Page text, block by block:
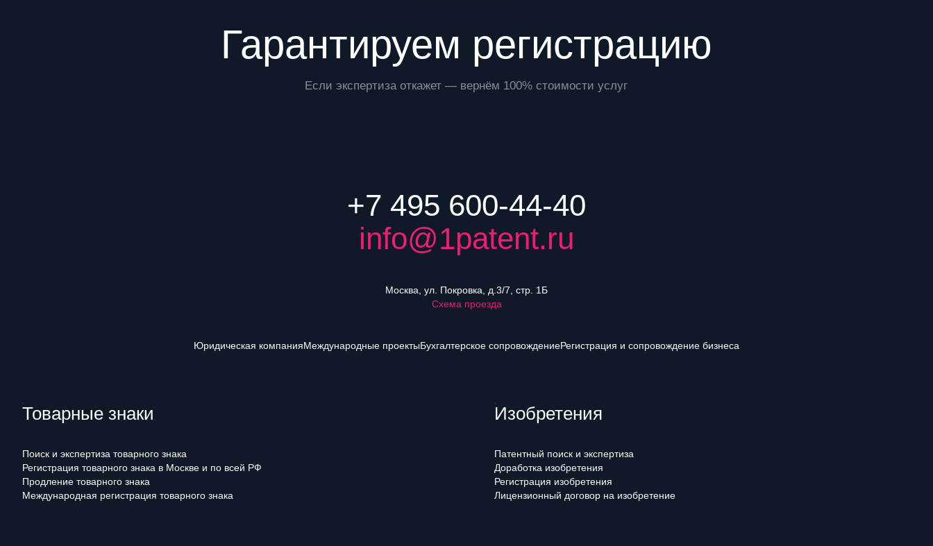
Гарантируем регистрацию
Если экспертиза откажет — вернём 100% стоимости услуг
+7 495 600-44-40
info@1patent.ru
Москва, ул. Покровка, д.3/7, стр. 1Б
Схема проезда
Юридическая компанияМеждународные проектыБухгалтерское сопровождениеРегистрация и сопровождение бизнеса
Товарные знаки
Поиск и экспертиза товарного знака
Регистрация товарного знака в Москве и по всей РФ
Продление товарного знака
Международная регистрация товарного знака
Изобретения
Патентный поиск и экспертиза
Доработка изобретения
Регистрация изобретения
Лицензионный договор на изобретение